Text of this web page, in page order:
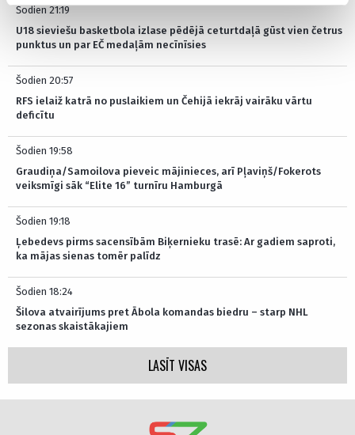
Šodien 21:19
U18 sieviešu basketbola izlase pēdējā ceturtdaļā gūst vien četrus
punktus un par EČ medaļām necīnīsies
Šodien 20:57
RFS ielaiž katrā no puslaikiem un Čehijā iekrāj vairāku vārtu
deficītu
Šodien 19:58
Graudiņa/Samoilova pieveic mājinieces, arī Pļaviņš/Fokerots
veiksmīgi sāk “Elite 16” turnīru Hamburgā
Šodien 19:18
Ļebedevs pirms sacensībām Biķernieku trasē: Ar gadiem saproti,
ka mājas sienas tomēr palīdz
Šodien 18:24
Šilova atvairījums pret Ābola komandas biedru – starp NHL
sezonas skaistākajiem
LASĪT VISAS